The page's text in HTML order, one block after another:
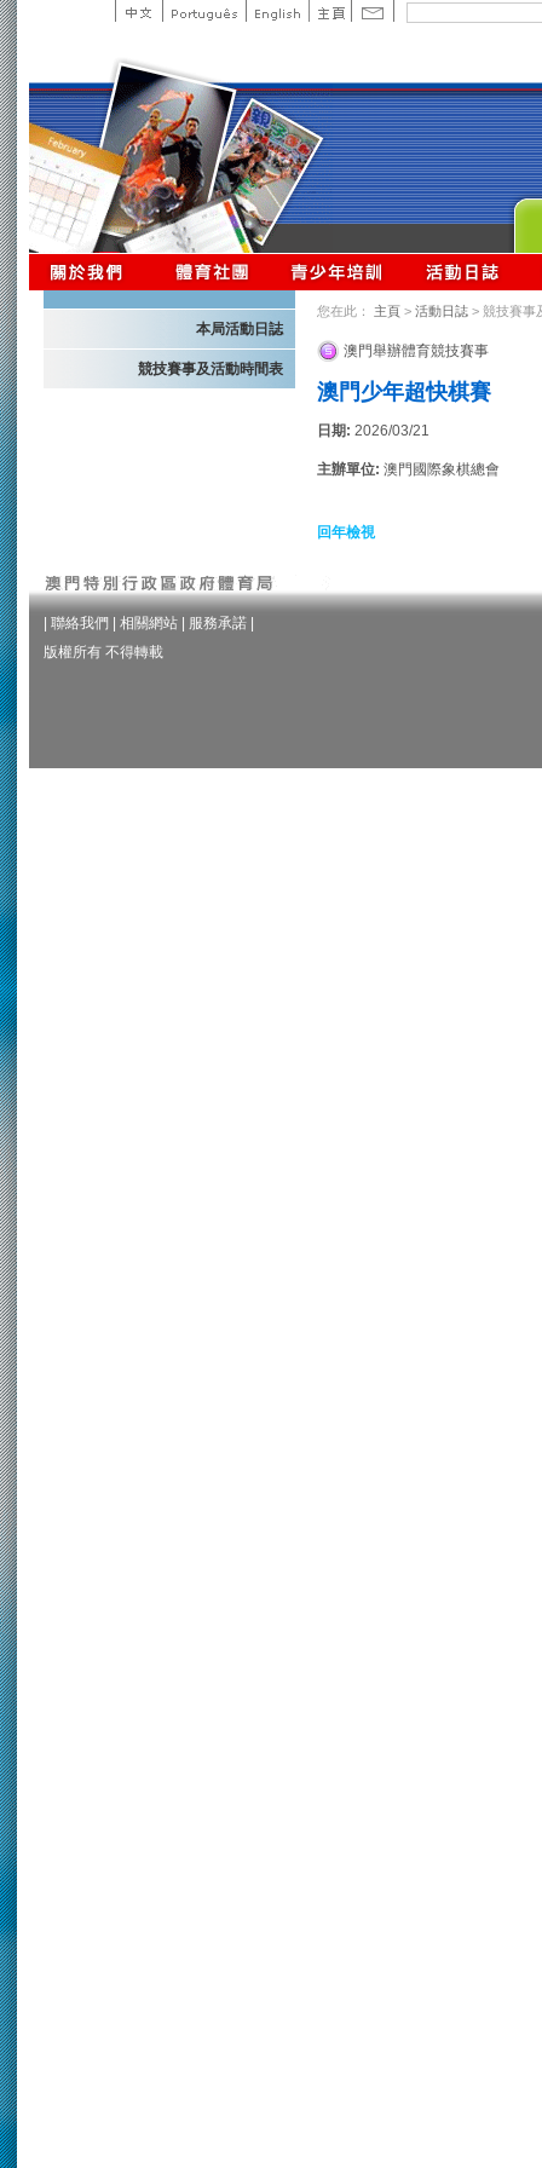
本局活動日誌
競技賽事及活動時間表
您在此： 主頁 > 活動日誌 > 競技賽事
澳門舉辦體育競技賽事
澳門少年超快棋賽
日期: 2026/03/21
主辦單位: 澳門國際象棋總會
回年檢視
聯絡我們 相關網站 服務承諾
版權所有 不得轉載